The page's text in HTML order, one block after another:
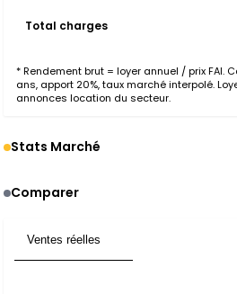
Total charges
* Rendement brut = loyer annuel / prix FAI.
ans, apport 20%, taux marché interpolé.
annonces location du secteur.
Stats Marché
Comparer
Ventes réelles